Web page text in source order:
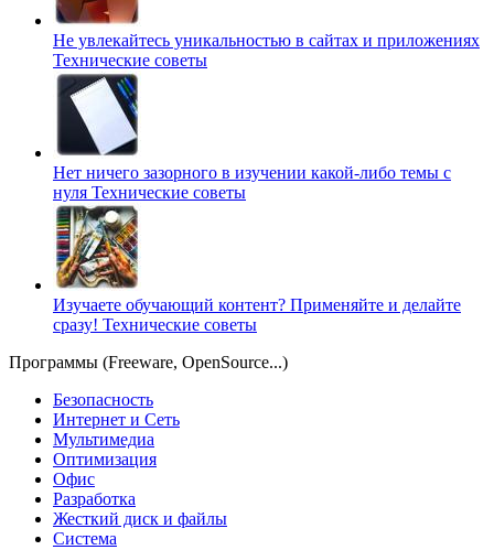
Не увлекайтесь уникальностью в сайтах и приложениях
Технические советы
Нет ничего зазорного в изучении какой-либо темы с
нуля Технические советы
Изучаете обучающий контент? Применяйте и делайте
сразу! Технические советы
Программы (Freeware, OpenSource...)
Безопасность
Интернет и Сеть
Мультимедиа
Оптимизация
Офис
Разработка
Жесткий диск и файлы
Система